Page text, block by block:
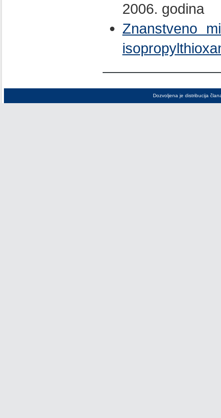
2006. godina
Znanstveno
Dozvoljena je distribucija